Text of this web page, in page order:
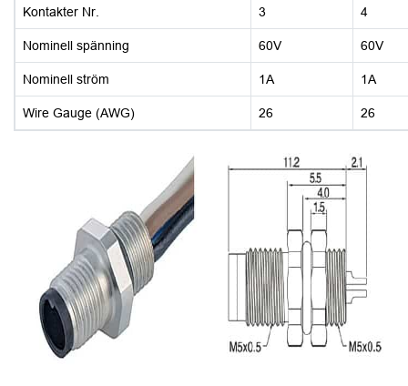
Kontakter Nr. 3 4
Nominell spänning 60V 60V
Nominell ström 1A 1A
Wire Gauge (AWG) 26 26